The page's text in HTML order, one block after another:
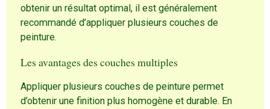
obtenir un résultat optimal, il est généralement
recommandé d’appliquer plusieurs couches de
peinture.
Les avantages des couches multiples
Appliquer plusieurs couches de peinture permet
d’obtenir une finition plus homogène et durable. En